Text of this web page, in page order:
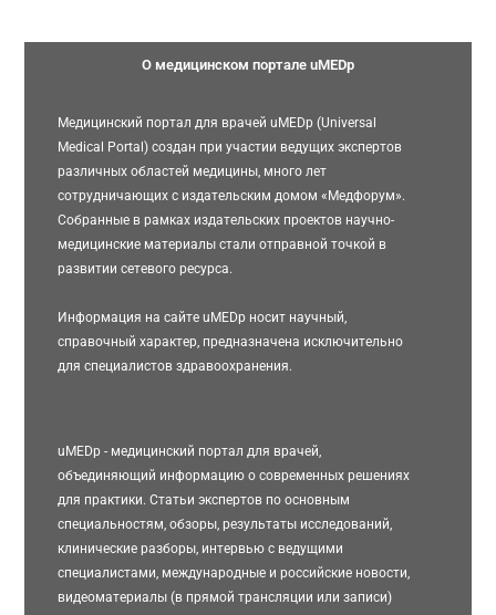
О медицинском портале uMEDp
Медицинский портал для врачей uMEDp (Universal
Medical Portal) создан при участии ведущих экспертов
различных областей медицины, много лет
сотрудничающих с издательским домом «Медфорум».
Собранные в рамках издательских проектов научно-
медицинские материалы стали отправной точкой в
развитии сетевого ресурса.
Информация на сайте uMEDp носит научный,
справочный характер, предназначена исключительно
для специалистов здравоохранения.
uMEDp - медицинский портал для врачей,
объединяющий информацию о современных решениях
для практики. Статьи экспертов по основным
специальностям, обзоры, результаты исследований,
клинические разборы, интервью с ведущими
специалистами, международные и российские новости,
видеоматериалы (в прямой трансляции или записи)